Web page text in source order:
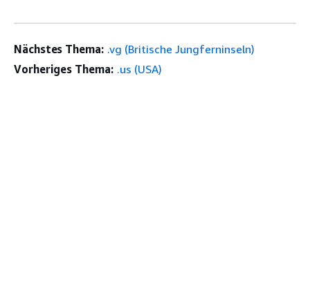
Nächstes Thema: .vg (Britische Jungferninseln)
Vorheriges Thema: .us (USA)